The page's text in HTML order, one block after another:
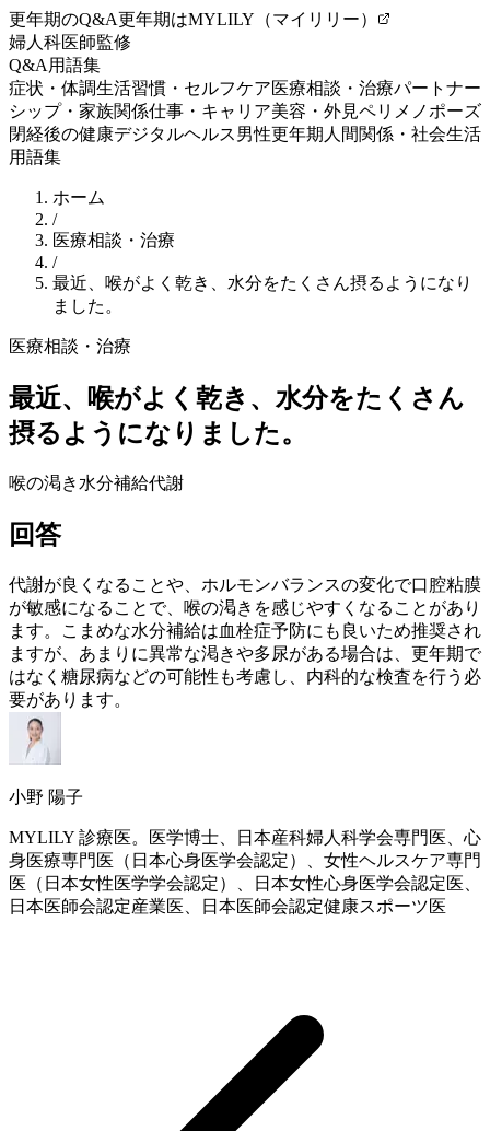
更年期のQ&A更年期はMYLILY（マイリリー）
婦人科医師監修
Q&A 用語集
症状・体調生活習慣・セルフケア医療相談・治療パートナー
シップ・家族関係仕事・キャリア美容・外見ペリメノポーズ
閉経後の健康デジタルヘルス男性更年期 人間関係・社会生活
用語集
ホーム
/
医療相談・治療
/
最近、喉がよく乾き、水分をたくさん摂るようになり
ました。
医療相談・治療
最近、喉がよく乾き、水分をたくさん
摂るようになりました。
喉の渇き 水分補給代謝
回答
代謝が良くなることや、ホルモンバランスの変化で口腔粘膜
が敏感になることで、喉の渇きを感じやすくなることがあり
ます。こまめな水分補給は血栓症予防にも良いため推奨され
ますが、あまりに異常な渇きや多尿がある場合は、 更年期で
はなく糖尿病などの可能性も考慮し、内科的な検査を行う必
要があります。
小野 陽子
MYLILY 診療医。医学博士、日本産科婦人科学会専門医、心
身医療専門医（日本心身医学会認定）、女性ヘルスケア専門
医（日本女性医学学会認定）、日本女性心身医学会認定医、
日本医師会認定産業医、日本医師会認定健康スポーツ医